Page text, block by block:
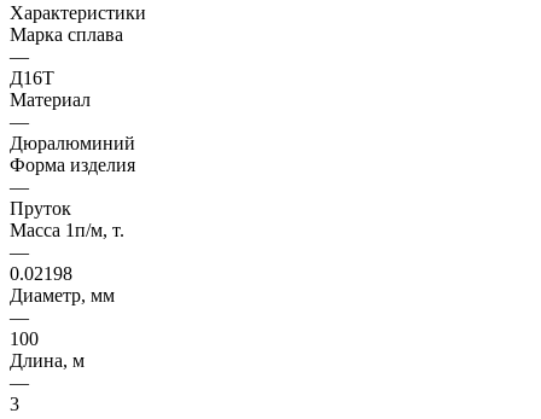
Характеристики
Марка сплава
—
Д16Т
Материал
—
Дюралюминий
Форма изделия
—
Пруток
Масса 1п/м, т.
—
0.02198
Диаметр, мм
—
100
Длина, м
—
3